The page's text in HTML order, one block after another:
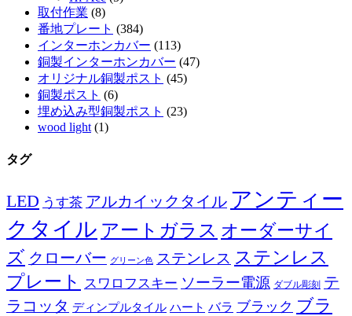
取付作業 (8)
番地プレート (384)
インターホンカバー (113)
銅製インターホンカバー (47)
オリジナル銅製ポスト (45)
銅製ポスト (6)
埋め込み型銅製ポスト (23)
wood light (1)
タグ
LED うす茶 アルカイックタイル アンティー
クタイル アートガラス オーダーサイ
ズ クローバー グリーン色 ステンレス ステンレス
プレート スワロフスキー ソーラー電源 ダブル彫刻 テ
ラコッタ ディンプルタイル ハート バラ ブラック ブラ